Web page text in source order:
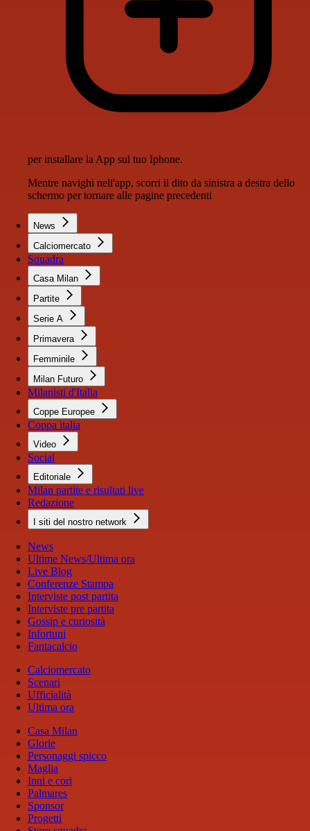
per installare la App sul tuo Iphone.
Mentre navighi nell'app, scorri il dito da sinistra a destra dello
schermo per tornare alle pagine precedenti
News
Calciomercato
Squadra
Casa Milan
Partite
Serie A
Primavera
Femminile
Milan Futuro
Milanisti d'Italia
Coppe Europee
Coppa italia
Video
Social
Editoriale
Milan partite e risultati live
Redazione
I siti del nostro network
News
Ultime News/Ultima ora
Live Blog
Conferenze Stampa
Interviste post partita
Interviste pre partita
Gossip e curiosità
Infortuni
Fantacalcio
Calciomercato
Scenari
Ufficialità
Ultima ora
Casa Milan
Glorie
Personaggi spicco
Maglia
Inni e cori
Palmares
Sponsor
Progetti